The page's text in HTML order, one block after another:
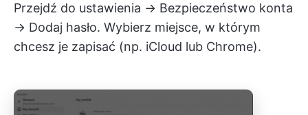
Przejdź do ustawienia → Bezpieczeństwo konta
→ Dodaj hasło. Wybierz miejsce, w którym
chcesz je zapisać (np. iCloud lub Chrome).